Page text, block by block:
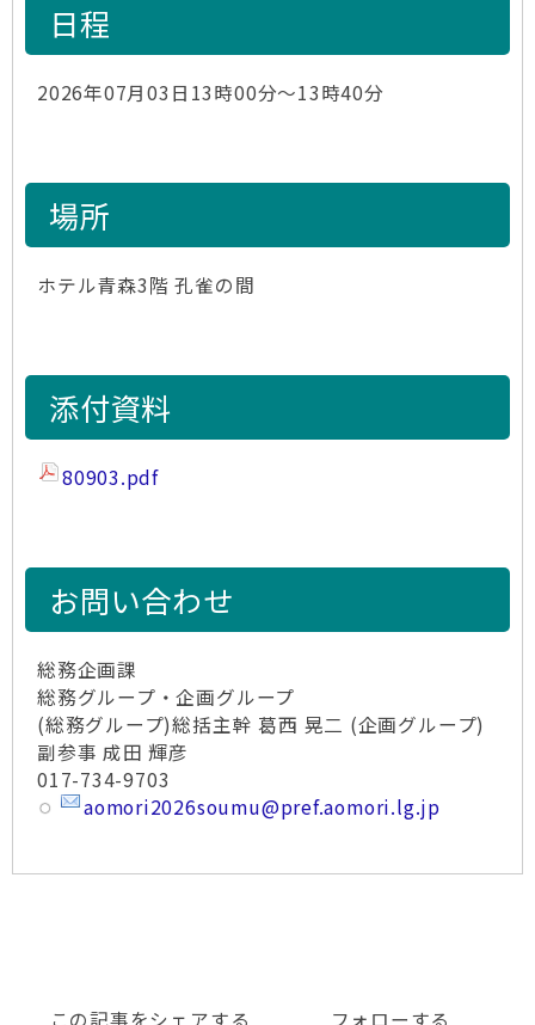
日程
2026年07月03日13時00分～13時40分
場所
ホテル青森3階 孔雀の間
添付資料
80903.pdf
お問い合わせ
総務企画課
総務グループ・企画グループ
(総務グループ)総括主幹 葛西 晃二 (企画グループ)
副参事 成田 輝彦
017-734-9703
aomori2026soumu@pref.aomori.lg.jp